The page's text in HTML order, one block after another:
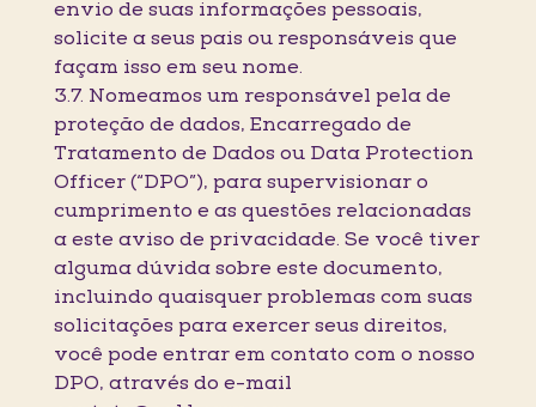
envio de suas informações pessoais,
solicite a seus pais ou responsáveis que
façam isso em seu nome.
3.7. Nomeamos um responsável pela de
proteção de dados, Encarregado de
Tratamento de Dados ou Data Protection
Officer (“DPO”), para supervisionar o
cumprimento e as questões relacionadas
a este aviso de privacidade. Se você tiver
alguma dúvida sobre este documento,
incluindo quaisquer problemas com suas
solicitações para exercer seus direitos,
você pode entrar em contato com o nosso
DPO, através do e-mail